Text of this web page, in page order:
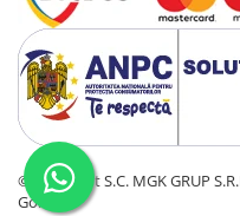
©Copyright S.C. MGK GRUP
Gomag